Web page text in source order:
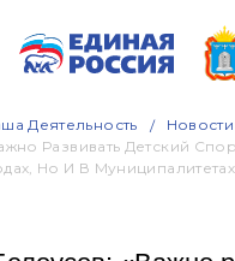
Деятельность Новости
Развивать Детский
Но И В